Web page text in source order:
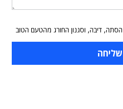
הסתה, דיבה, וסגנון החורג מהטעם הטוב